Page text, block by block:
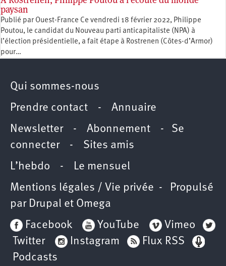
paysan
Publié par Ouest-France Ce vendredi 18 février 2022, Philippe
Poutou, le candidat du Nouveau parti anticapitaliste (NPA) à
l’élection présidentielle, a fait étape à Rostrenen (Côtes-d’Armor)
pour…
Qui sommes-nous
Prendre contact - Annuaire
Newsletter - Abonnement - Se
connecter- Sites amis
L’hebdo - Le mensuel
Mentions légales / Vie privée - Propulsé
par Drupal et Omega
Facebook
YouTube
Vimeo
Twitter
Instagram
Flux RSS
Podcasts